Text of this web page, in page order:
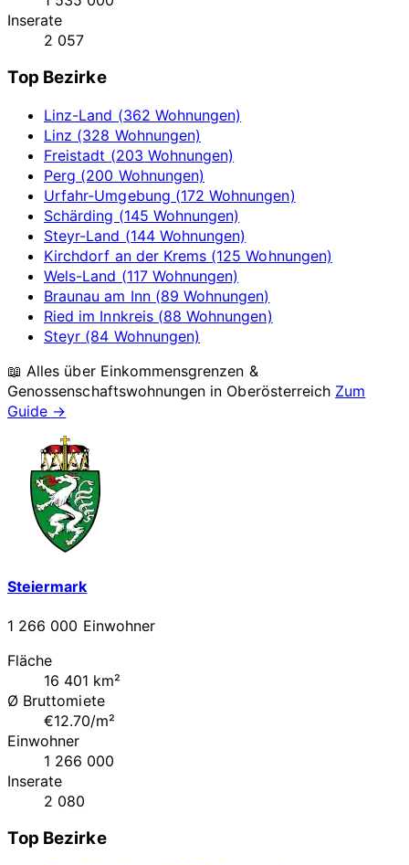
Inserate
2 057
Top Bezirke
Linz-Land (362 Wohnungen)
Linz (328 Wohnungen)
Freistadt (203 Wohnungen)
Perg (200 Wohnungen)
Urfahr-Umgebung (172 Wohnungen)
Schärding (145 Wohnungen)
Steyr-Land (144 Wohnungen)
Kirchdorf an der Krems (125 Wohnungen)
Wels-Land (117 Wohnungen)
Braunau am Inn (89 Wohnungen)
Ried im Innkreis (88 Wohnungen)
Steyr (84 Wohnungen)
📖 Alles über Einkommensgrenzen &
Genossenschaftswohnungen in Oberösterreich Zum
Guide →
Steiermark
1 266 000 Einwohner
Fläche
16 401 km²
Ø Bruttomiete
€12.70/m²
Einwohner
1 266 000
Inserate
2 080
Top Bezirke